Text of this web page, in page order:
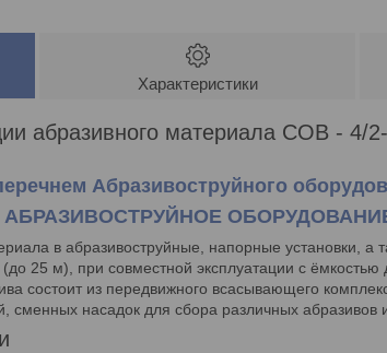
Характеристики
абразивного материала СОВ - 4/
Абразивоструйного
АБРАЗИВОСТРУЙНОЕ
в абразивоструйные, напорные установки, а
25 м), при совместной эксплуатации с
состоит из передвижного всасывающего
сменных насадок для сбора различных абразивов